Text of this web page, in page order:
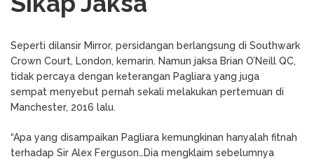
Seperti dilansir Mirror, persidangan berlangsung di Southwark
Crown Court, London, kemarin. Namun jaksa Brian O’Neill QC,
tidak percaya dengan keterangan Pagliara yang juga
sempat menyebut pernah sekali melakukan pertemuan di
Manchester, 2016 lalu.
“Apa yang disampaikan Pagliara kemungkinan hanyalah fitnah
terhadap Sir Alex Ferguson…Dia mengklaim sebelumnya